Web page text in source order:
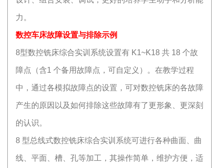
力。
数控车床故障设置与排除示例
8型数控铣床综合实训系统设置有 K1~K18 共 18 个故
障点（含1 个备用故障点，可自定义）。在教学过程
中，通过各模拟故障点的设置，可对数控铣床的各故障
产生的原因以及如何排除这些故障有了更形象、更深刻
的认识。
8 型总线式数控铣床综合实训系统可进行各种曲面、曲
线、平面、槽、孔等加工，其操作简单，维护方便，适